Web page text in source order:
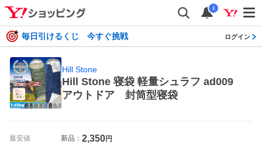
i
毎日引けるくじ 今すぐ挑戦 ログイン
Hill Stone
Hill Stone 寝袋 軽量シュラフ ad009
アウトドア 封筒型寝袋
最安値 新品： 2,350円